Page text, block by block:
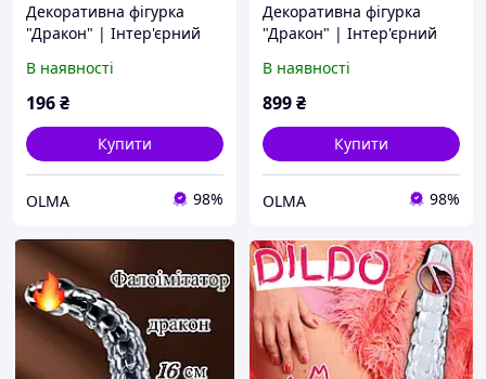
Декоративна фігурка
"Дракон" | Інтер'єрний
XS (7х16х7 см)
В наявності
196₴
Купити
OLMA 98%
Декоративна фігурка
"Дракон" | Інтер'єрний
XL (15х32х16 см)
В наявності
899₴
Купити
OLMA 98%